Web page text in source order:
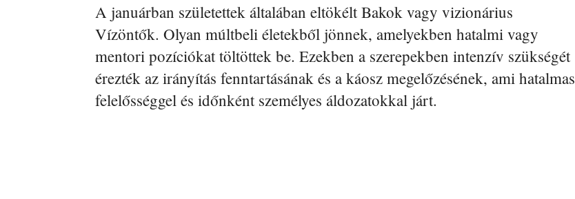
A januárban születettek általában eltökélt Bakok vagy vizionárius
Vízöntők. Olyan múltbeli életekből jönnek, amelyekben hatalmi vagy
mentori pozíciókat töltöttek be. Ezekben a szerepekben intenzív szükségét
érezték az irányítás fenntartásának és a káosz megelőzésének, ami hatalmas
felelősséggel és időnként személyes áldozatokkal járt.